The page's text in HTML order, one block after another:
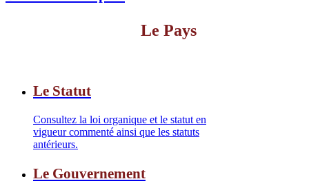
Le Pays
Le Statut
Consultez la loi organique et le statut en
vigueur commenté ainsi que les statuts
antérieurs.
Le Gouvernement